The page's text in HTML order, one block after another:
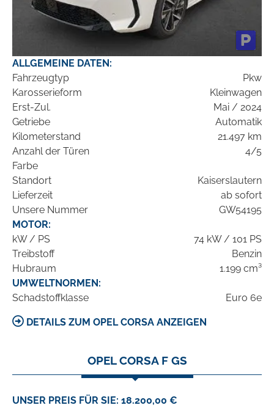
ALLGEMEINE DATEN:
Fahrzeugtyp
Pkw
Karosserieform
Kleinwagen
Erst-Zul.
Mai / 2024
Getriebe
Automatik
Kilometerstand
21.497 km
Anzahl der Türen
4/5
Farbe
Standort
Kaiserslautern
Lieferzeit
ab sofort
Unsere Nummer
GW54195
MOTOR:
kW / PS
74 kW / 101 PS
Treibstoff
Benzin
Hubraum
1.199 cm³
UMWELTNORMEN:
Schadstoffklasse
Euro 6e
DETAILS ZUM OPEL CORSA ANZEIGEN
OPEL CORSA F GS
UNSER PREIS FÜR SIE: 18.200,00 €